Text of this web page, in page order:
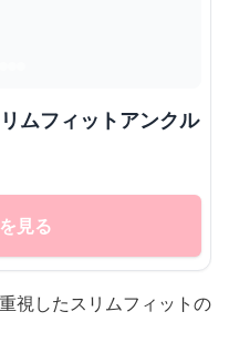
ムフィットアンクル
見る
視したスリムフィットの